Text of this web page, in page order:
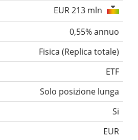
EUR 213 mln
0,55% annuo
Fisica (Replica totale)
ETF
Solo posizione lunga
Si
EUR